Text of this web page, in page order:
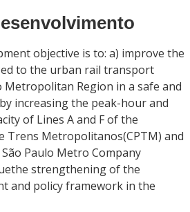
objective is to: a) improve the
to the urban rail transport
Metropolitan Region in a safe and
increasing the peak-hour and
of Lines A and F of the
Trens Metropolitanos(CPTM) and
Paulo Metro Company
strengthening of the
and policy framework in the